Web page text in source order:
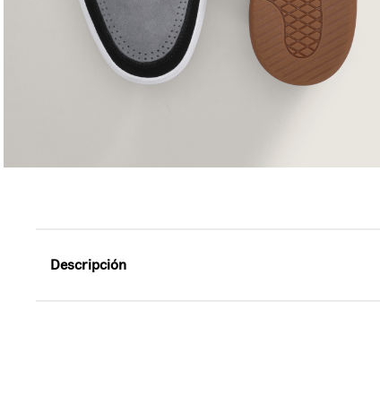
Descripción